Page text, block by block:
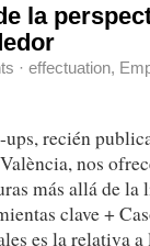
la
· effectuation,
recién
nos
más allá de la
clave +
es la relativa